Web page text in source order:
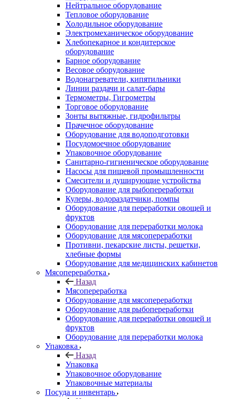
Нейтральное оборудование
Тепловое оборудование
Холодильное оборудование
Электромеханическое оборудование
Хлебопекарное и кондитерское
оборудование
Барное оборудование
Весовое оборудование
Водонагреватели, кипятильники
Линии раздачи и салат-бары
Термометры, Гигрометры
Торговое оборудование
Зонты вытяжные, гидрофильтры
Прачечное оборудование
Оборудование для водоподготовки
Посудомоечное оборудование
Упаковочное оборудование
Санитарно-гигиеническое оборудование
Насосы для пищевой промышленности
Смесители и душирующие устройства
Оборудование для рыбопереработки
Кулеры, водораздатчики, помпы
Оборудование для переработки овощей и
фруктов
Оборудование для переработки молока
Оборудование для мясопереработки
Противни, пекарские листы, решетки,
хлебные формы
Оборудование для медицинских кабинетов
Мясопереработка
Назад
Мясопереработка
Оборудование для мясопереработки
Оборудование для рыбопереработки
Оборудование для переработки овощей и
фруктов
Оборудование для переработки молока
Упаковка
Назад
Упаковка
Упаковочное оборудование
Упаковочные материалы
Посуда и инвентарь